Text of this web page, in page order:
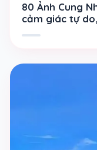
80 Ảnh Cung
cảm giác tự